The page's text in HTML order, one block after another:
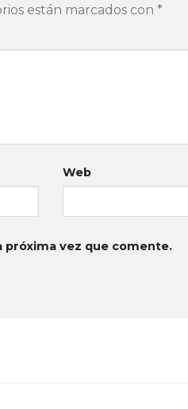
están marcados con *
Web
próxima vez que comente.